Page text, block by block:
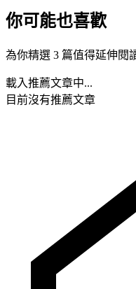
你可能也喜歡
為你精選 3 篇值得延伸閱
載入推薦文章中...
目前沒有推薦文章